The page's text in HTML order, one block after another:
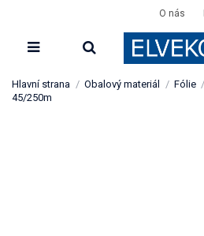
O nás
Hlavní strana Obalový materiál Fólie
45/250m